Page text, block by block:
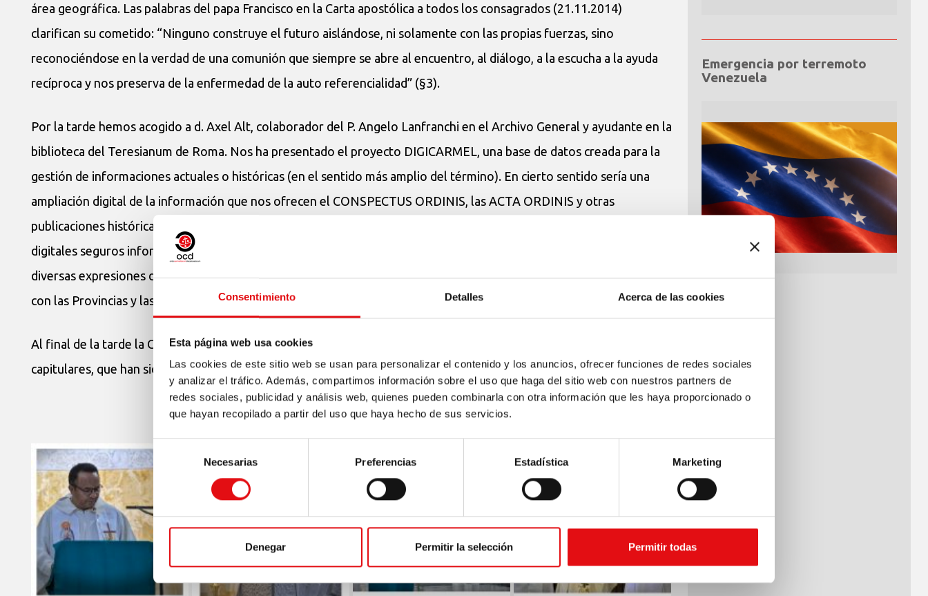
Consentimiento Detalles Acerca de las cookies
Esta página web usa cookies
Las cookies de este sitio web se usan para personalizar el contenido y los anuncios, ofrecer funciones de redes sociales
y analizar el tráfico. Además, compartimos información sobre el uso que haga del sitio web con nuestros partners de
redes sociales, publicidad y análisis web, quienes pueden combinarla con otra información que les haya proporcionado o
que hayan recopilado a partir del uso que haya hecho de sus servicios.
consentimiento
Necesarias Preferencias Estadística Marketing
Denegar Permitir la selección Permitir todas
área geográfica. Las palabras del papa Francisco en la Carta apostólica a todos los consagrados (21.11.2014)
clarifican su cometido: “Ninguno construye el futuro aislándose, ni solamente con las propias fuerzas, sino
reconociéndose en la verdad de una comunión que siempre se abre al encuentro, al diálogo, a la escucha a la ayuda
recíproca y nos preserva de la enfermedad de la auto referencialidad” (§3).
Por la tarde hemos acogido a d. Axel Alt, colaborador del P. Angelo Lanfranchi en el Archivo General y ayudante en la
biblioteca del Teresianum de Roma. Nos ha presentado el proyecto DIGICARMEL, una base de datos creada para la
gestión de informaciones actuales o históricas (en el sentido más amplio del término). En cierto sentido sería una
ampliación digital de la información que nos ofrecen el CONSPECTUS ORDINIS, las ACTA ORDINIS y otras
publicaciones históricas, proyectándose desde esta base para alcanzar el objetivo de conservar y ofrecer en soportes
digitales seguros información sobre la historia de la Orden, de nuestras comunidades, de los religiosos y de las
diversas expresiones de nuestro carisma en el mundo. Esta obra exigirá una continua actualización y colaboración
con las Provincias y las entidades culturales de las distintas Circunscripciones.
Al final de la tarde la Comisión para la revisión de las Normas ha presentado las Ordenaciones y Determinaciones
capitulares, que han sido votadas en el Aula con un resultado positivo.
Emergencia por terremoto
Venezuela